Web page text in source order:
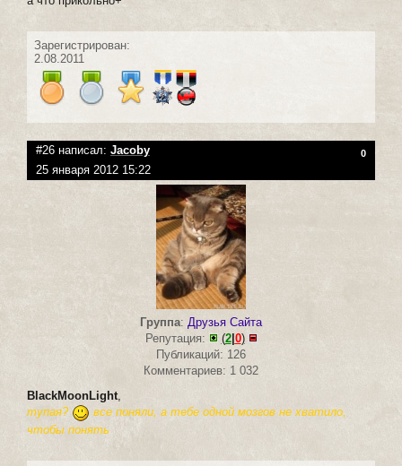
Зарегистрирован:
2.08.2011
#26 написал: Jacoby 0
25 января 2012 15:22
Группа: Друзья Сайта
Репутация:
(2|0)
Публикаций: 126
Комментариев: 1 032
BlackMoonLight
тупая?
все поняли, а тебе одной мозгов не хватило,
чтобы понять